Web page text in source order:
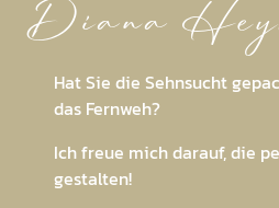
Diana
Hat Sie die Sehnsucht
das Fernweh?
Ich freue mich darauf, die
gestalten!